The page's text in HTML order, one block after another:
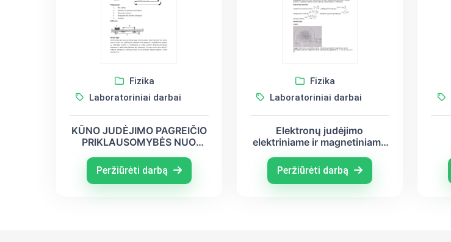
Fizika
Laboratoriniai darbai
KŪNO JUDĖJIMO PAGREIČIO
PRIKLAUSOMYBĖS NUO
Peržiūrėti darbą
Fizika
Laboratoriniai darbai
Elektronų judėjimo
elektriniame ir magnetiniame
tyrimas
Peržiūrėti darbą